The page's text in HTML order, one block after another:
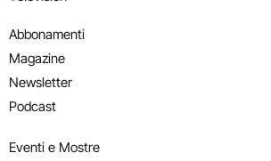
Abbonamenti
Magazine
Newsletter
Podcast
Eventi e Mostre